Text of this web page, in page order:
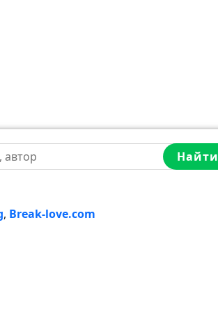
Найти
, Break-love.com